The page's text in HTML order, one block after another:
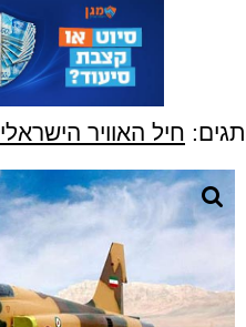
תגים: חיל האוויר הישראלי